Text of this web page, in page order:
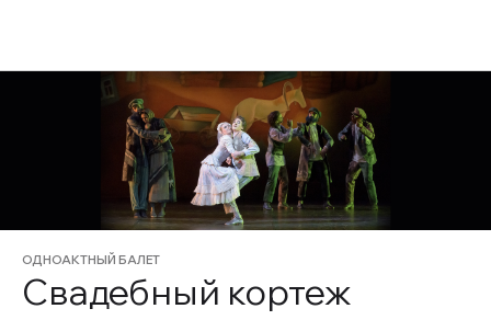
ОДНОАКТНЫЙ БАЛЕТ
Свадебный кортеж